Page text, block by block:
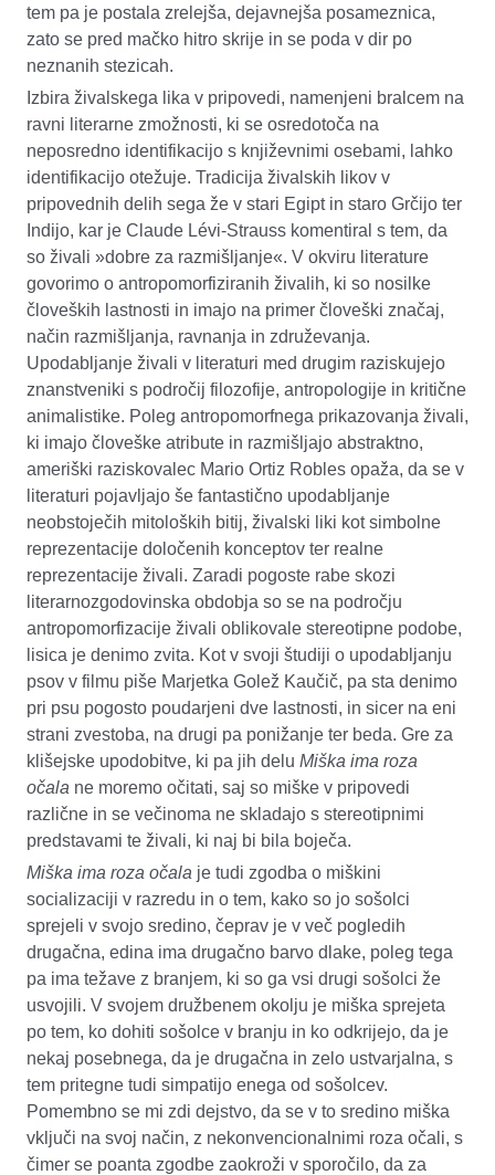
tem pa je postala zrelejša, dejavnejša posameznica,
zato se pred mačko hitro skrije in se poda v dir po
neznanih stezicah.
Izbira živalskega lika v pripovedi, namenjeni bralcem na
ravni literarne zmožnosti, ki se osredotoča na
neposredno identifikacijo s književnimi osebami, lahko
identifikacijo otežuje. Tradicija živalskih likov v
pripovednih delih sega že v stari Egipt in staro Grčijo ter
Indijo, kar je Claude Lévi-Strauss komentiral s tem, da
so živali »dobre za razmišljanje«. V okviru literature
govorimo o antropomorfiziranih živalih, ki so nosilke
človeških lastnosti in imajo na primer človeški značaj,
način razmišljanja, ravnanja in združevanja.
Upodabljanje živali v literaturi med drugim raziskujejo
znanstveniki s področij filozofije, antropologije in kritične
animalistike. Poleg antropomorfnega prikazovanja živali,
ki imajo človeške atribute in razmišljajo abstraktno,
ameriški raziskovalec Mario Ortiz Robles opaža, da se v
literaturi pojavljajo še fantastično upodabljanje
neobstoječih mitoloških bitij, živalski liki kot simbolne
reprezentacije določenih konceptov ter realne
reprezentacije živali. Zaradi pogoste rabe skozi
literarnozgodovinska obdobja so se na področju
antropomorfizacije živali oblikovale stereotipne podobe,
lisica je denimo zvita. Kot v svoji študiji o upodabljanju
psov v filmu piše Marjetka Golež Kaučič, pa sta denimo
pri psu pogosto poudarjeni dve lastnosti, in sicer na eni
strani zvestoba, na drugi pa ponižanje ter beda. Gre za
klišejske upodobitve, ki pa jih delu Miška ima roza
očala ne moremo očitati, saj so miške v pripovedi
različne in se večinoma ne skladajo s stereotipnimi
predstavami te živali, ki naj bi bila boječa.
Miška ima roza očala je tudi zgodba o miškini
socializaciji v razredu in o tem, kako so jo sošolci
sprejeli v svojo sredino, čeprav je v več pogledih
drugačna, edina ima drugačno barvo dlake, poleg tega
pa ima težave z branjem, ki so ga vsi drugi sošolci že
usvojili. V svojem družbenem okolju je miška sprejeta
po tem, ko dohiti sošolce v branju in ko odkrijejo, da je
nekaj posebnega, da je drugačna in zelo ustvarjalna, s
tem pritegne tudi simpatijo enega od sošolcev.
Pomembno se mi zdi dejstvo, da se v to sredino miška
vključi na svoj način, z nekonvencionalnimi roza očali, s
čimer se poanta zgodbe zaokroži v sporočilo, da za